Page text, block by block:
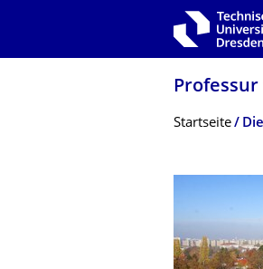
Zur Hauptnavigation springen
Breadcrumb-
Startseite